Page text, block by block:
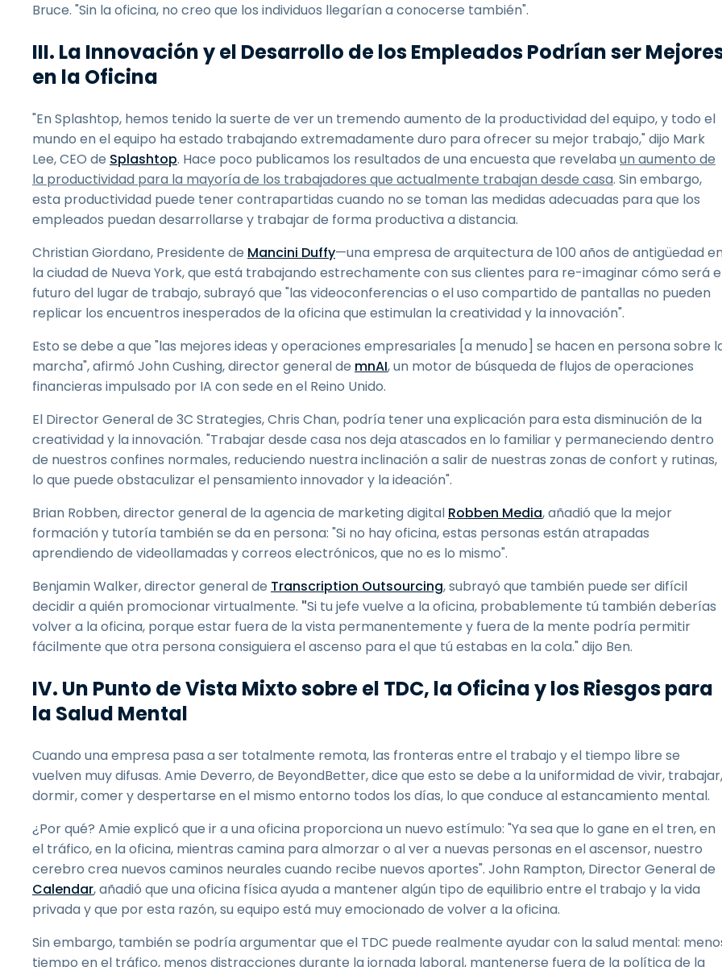
Bruce. "Sin la oficina, no creo que los individuos llegarían a conocerse también".
III. La Innovación y el Desarrollo de los Empleados Podrían ser
en la Oficina
"En Splashtop, hemos tenido la suerte de ver un tremendo aumento de la productividad del equipo, y todo el
mundo en el equipo ha estado trabajando extremadamente duro para ofrecer su mejor trabajo," dijo Mark
Lee, CEO de Splashtop. Hace poco publicamos los resultados de una encuesta que revelabaun aumento de
la productividad para la mayoría de los trabajadores que actualmente trabajan desde casa. Sin embargo,
esta productividad puede tener contrapartidas cuando no se toman las medidas adecuadas para que los
empleados puedan desarrollarse y trabajar de forma productiva a distancia.
Christian Giordano, Presidente de Mancini Duffy—una empresa de arquitectura de 100 años de antigüedad
la ciudad de Nueva York, que está trabajando estrechamente con sus clientes para re-imaginar cómo será
futuro del lugar de trabajo, subrayó que "las videoconferencias o el uso compartido de pantallas no pueden
replicar los encuentros inesperados de la oficina que estimulan la creatividad y la innovación".
Esto se debe a que "las mejores ideas y operaciones empresariales [a menudo] se hacen en persona sobre
marcha", afirmó John Cushing, director general de mnAI, un motor de búsqueda de flujos de operaciones
financieras impulsado por IA con sede en el Reino Unido.
El Director General de 3C Strategies, Chris Chan, podría tener una explicación para esta disminución de la
creatividad y la innovación. "Trabajar desde casa nos deja atascados en lo familiar y permaneciendo dentro
de nuestros confines normales, reduciendo nuestra inclinación a salir de nuestras zonas de confort y rutinas,
lo que puede obstaculizar el pensamiento innovador y la ideación".
Brian Robben, director general de la agencia de marketing digital Robben Media, añadió que la mejor
formación y tutoría también se da en persona: "Si no hay oficina, estas personas están atrapadas
aprendiendo de videollamadas y correos electrónicos, que no es lo mismo".
Benjamin Walker, director general de Transcription Outsourcing, subrayó que también puede ser difícil
decidir a quién promocionar virtualmente. "Si tu jefe vuelve a la oficina, probablemente tú también deberías
volver a la oficina, porque estar fuera de la vista permanentemente y fuera de la mente podría permitir
fácilmente que otra persona consiguiera el ascenso para el que tú estabas en la cola." dijo Ben.
IV. Un Punto de Vista Mixto sobre el TDC, la Oficina y los Riesgos para
la Salud Mental
Cuando una empresa pasa a ser totalmente remota, las fronteras entre el trabajo y el tiempo libre se
vuelven muy difusas. Amie Deverro, de BeyondBetter, dice que esto se debe a la uniformidad de vivir, trabajar,
dormir, comer y despertarse en el mismo entorno todos los días, lo que conduce al estancamiento mental.
¿Por qué? Amie explicó que ir a una oficina proporciona un nuevo estímulo: "Ya sea que lo gane en el tren, en
el tráfico, en la oficina, mientras camina para almorzar o al ver a nuevas personas en el ascensor, nuestro
cerebro crea nuevos caminos neurales cuando recibe nuevos aportes". John Rampton, Director General de
Calendar, añadió que una oficina física ayuda a mantener algún tipo de equilibrio entre el trabajo y la vida
privada y que por esta razón, su equipo está muy emocionado de volver a la oficina.
Sin embargo, también se podría argumentar que el TDC puede realmente ayudar con la salud mental:
tiempo en el tráfico, menos distracciones durante la jornada laboral, mantenerse fuera de la política de la